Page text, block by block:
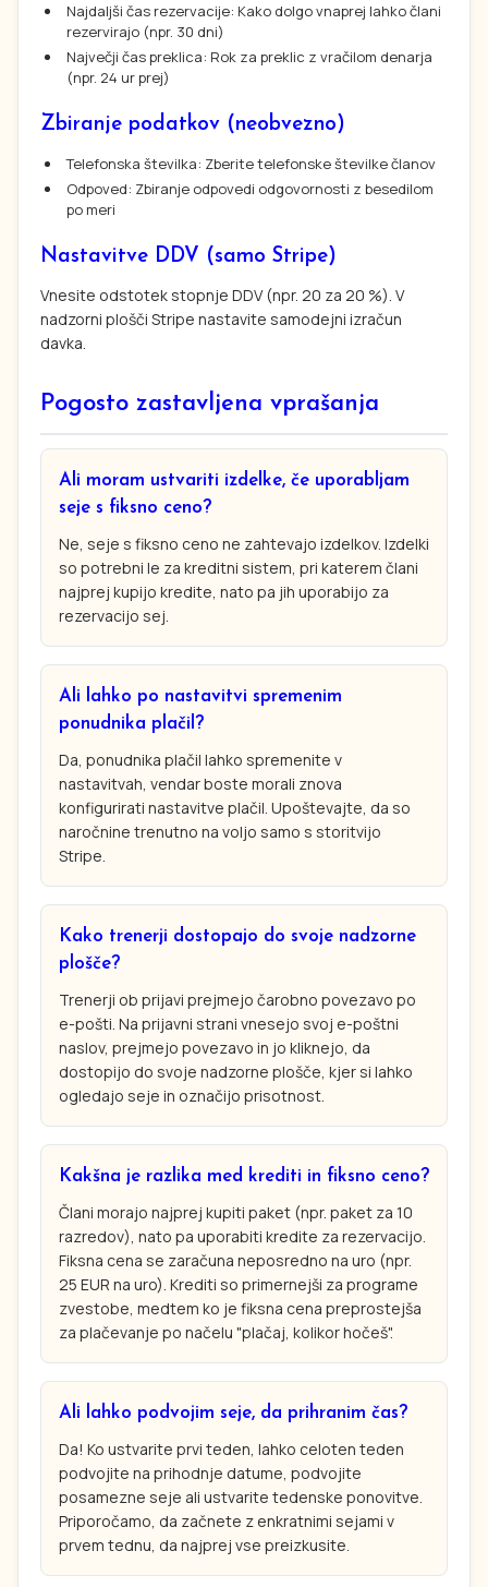
Najdaljši čas rezervacije: Kako dolgo vnaprej lahko člani
rezervirajo (npr. 30 dni)
Največji čas preklica: Rok za preklic z vračilom denarja
(npr. 24 ur prej)
Zbiranje podatkov (neobvezno)
Telefonska številka: Zberite telefonske številke članov
Odpoved: Zbiranje odpovedi odgovornosti z besedilom
po meri
Nastavitve DDV (samo Stripe)
Vnesite odstotek stopnje DDV (npr. 20 za 20 %). V
nadzorni plošči Stripe nastavite samodejni izračun
davka.
Pogosto zastavljena vprašanja
Ali moram ustvariti izdelke, če uporabljam
seje s fiksno ceno?
Ne, seje s fiksno ceno ne zahtevajo izdelkov. Izdelki
so potrebni le za kreditni sistem, pri katerem člani
najprej kupijo kredite, nato pa jih uporabijo za
rezervacijo sej.
Ali lahko po nastavitvi spremenim
ponudnika plačil?
Da, ponudnika plačil lahko spremenite v
nastavitvah, vendar boste morali znova
konfigurirati nastavitve plačil. Upoštevajte, da so
naročnine trenutno na voljo samo s storitvijo
Stripe.
Kako trenerji dostopajo do svoje nadzorne
plošče?
Trenerji ob prijavi prejmejo čarobno povezavo po
e-pošti. Na prijavni strani vnesejo svoj e-poštni
naslov, prejmejo povezavo in jo kliknejo, da
dostopijo do svoje nadzorne plošče, kjer si lahko
ogledajo seje in označijo prisotnost.
Kakšna je razlika med krediti in fiksno ceno?
Člani morajo najprej kupiti paket (npr. paket za 10
razredov), nato pa uporabiti kredite za rezervacijo.
Fiksna cena se zaračuna neposredno na uro (npr.
25 EUR na uro). Krediti so primernejši za programe
zvestobe, medtem ko je fiksna cena preprostejša
za plačevanje po načelu "plačaj, kolikor hočeš".
Ali lahko podvojim seje, da prihranim čas?
Da! Ko ustvarite prvi teden, lahko celoten teden
podvojite na prihodnje datume, podvojite
posamezne seje ali ustvarite tedenske ponovitve.
Priporočamo, da začnete z enkratnimi sejami v
prvem tednu, da najprej vse preizkusite.